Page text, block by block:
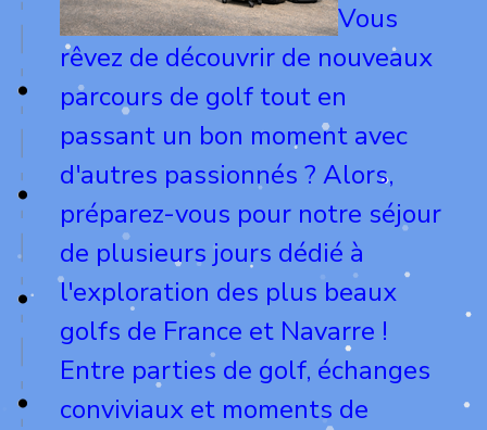
Vous
rêvez de découvrir de nouveaux
parcours de golf tout en
passant un bon moment avec
d'autres passionnés ? Alors,
préparez-vous pour notre séjour
de plusieurs jours dédié à
l'exploration des plus beaux
golfs de France et Navarre !
Entre parties de golf, échanges
conviviaux et moments de